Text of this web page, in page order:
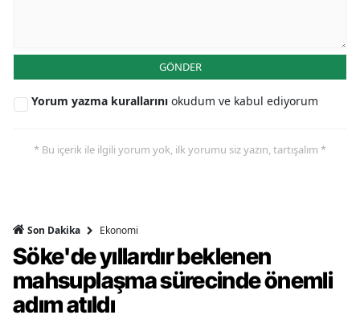
GÖNDER
Yorum yazma kurallarını okudum ve kabul ediyorum
* Bu içerik ile ilgili yorum yok, ilk yorumu siz yazın, tartışalım *
Son Dakika Ekonomi
Söke'de yıllardır beklenen
mahsuplaşma sürecinde önemli
adım atıldı